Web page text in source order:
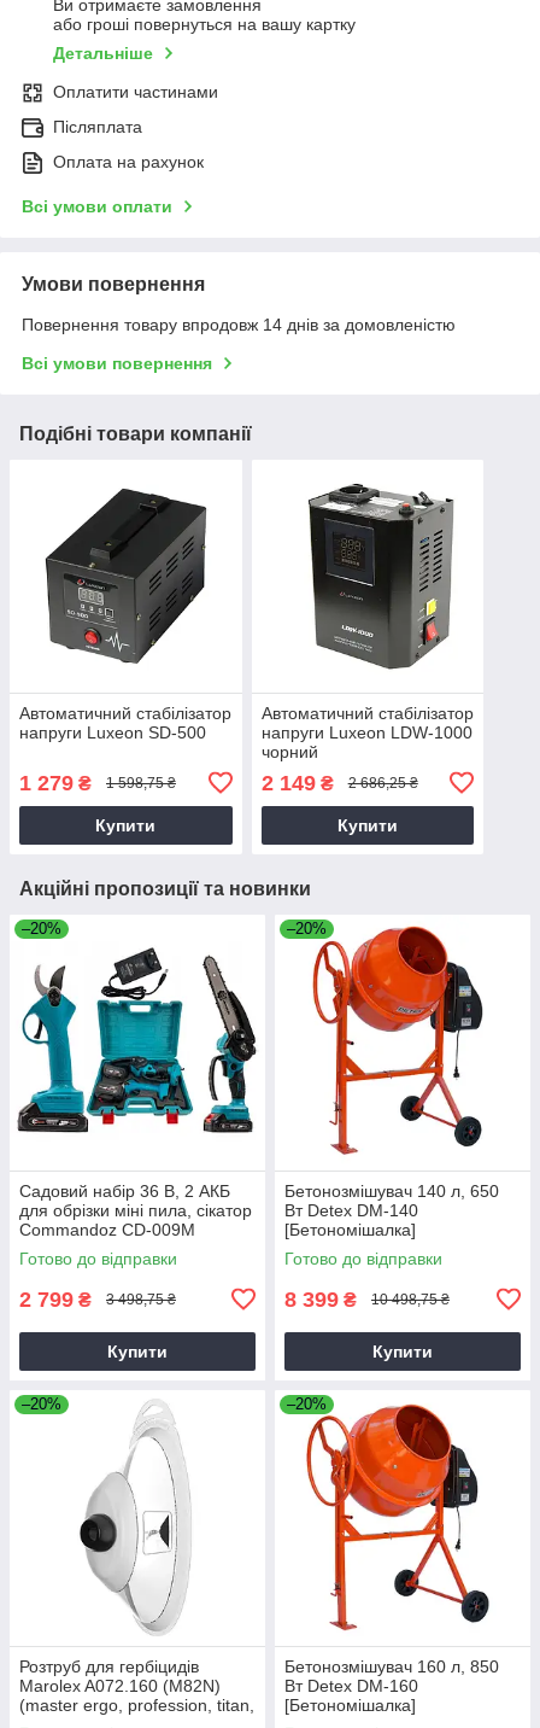
Ви отримаєте замовлення
або гроші повернуться на вашу картку
Детальніше
Оплатити частинами
Післяплата
Оплата на рахунок
Всі умови оплати
Умови повернення
Повернення товару впродовж 14 днів за домовленістю
Всі умови повернення
Подібні товари компанії
Автоматичний стабілізатор
напруги Luxeon SD-500
1 279 ₴ 1 598,75 ₴
Купити
Автоматичний стабілізатор
напруги Luxeon LDW-1000
чорний
2 149₴ 2 686,25 ₴
Купити
Акційні пропозиції та новинки
–20%
Садовий набір 36 В, 2 АКБ
для обрізки міні пила, сікатор
Commandoz CD-009M
Готово до відправки
2 799 ₴ 3 498,75 ₴
Купити
–20%
Бетонозмішувач 140 л, 650
Вт Detex DM-140
[Бетономішалка]
Готово до відправки
8 399 ₴ 10 498,75 ₴
Купити
–20%
Розтруб для гербіцидів
Marolex A072.160 (M82N)
(master ergo, profession, titan,
–20%
Бетонозмішувач 160 л, 850
Вт Detex DM-160
[Бетономішалка]